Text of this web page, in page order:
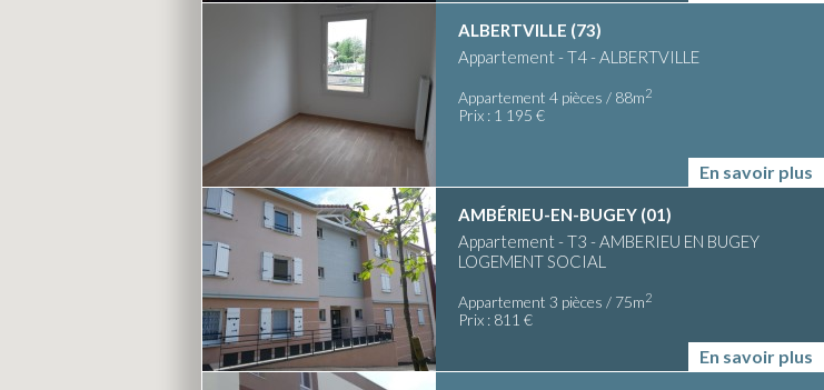
ALBERTVILLE (73)
Appartement - T4 - ALBERTVILLE
Appartement 4 pièces / 88m2
Prix : 1 195 €
En savoir plus
AMBÉRIEU-EN-BUGEY (01)
Appartement - T3 - AMBERIEU EN BUGEY
LOGEMENT SOCIAL
Appartement 3 pièces / 75m2
Prix : 811 €
En savoir plus